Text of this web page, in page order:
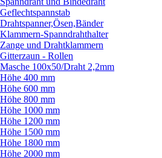
Geflechtspannstab
Drahtspanner,Ösen,Bänder
Klammern-Spanndrahthalter
Zange und Drahtklammern
Gitterzaun - Rollen
Masche 100x50/Draht 2,2mm
Höhe 400 mm
Höhe 600 mm
Höhe 800 mm
Höhe 1000 mm
Höhe 1200 mm
Höhe 1500 mm
Höhe 1800 mm
Höhe 2000 mm